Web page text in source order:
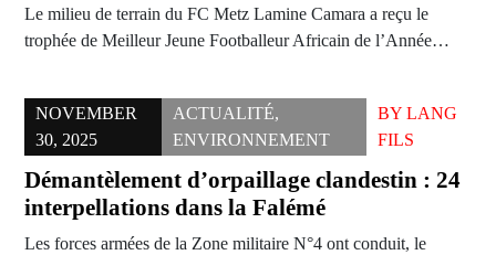
Le milieu de terrain du FC Metz Lamine Camara a reçu le
trophée de Meilleur Jeune Footballeur Africain de l’Année…
NOVEMBER
30, 2025
ACTUALITÉ,
ENVIRONNEMENT
BYLANG
FILS
Démantèlement d’orpaillage clandestin : 24
interpellations dans la Falémé
Les forces armées de la Zone militaire N°4 ont conduit, le